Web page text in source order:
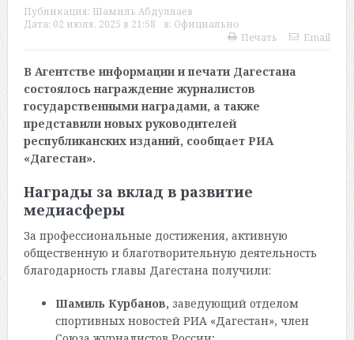
Публикация: Шамиль Абдуллаев
Дата: 02 июля, 2025 в 21:58 в: Официально
Печать
Email
В Агентстве информации и печати Дагестана
состоялось награждение журналистов
государственными наградами, а также
представили новых руководителей
республиканских изданий, сообщает РИА
«Дагестан».
Награды за вклад в развитие
медиасферы
За профессиональные достижения, активную
общественную и благотворительную деятельность
благодарность главы Дагестана получили:
Шамиль Курбанов, заведующий отделом
спортивных новостей РИА «Дагестан», член